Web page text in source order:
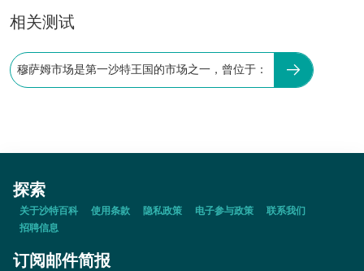
相关测试
穆萨姆市场是第一沙特王国的市场之一，曾位于：
探索
关于沙特百科 使用条款 隐私政策 电子参与政策
联系我们
招聘信息
订阅邮件简报